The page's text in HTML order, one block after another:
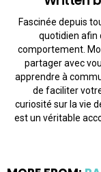
Fascinée depuis
quotidien afin
comportement.
partager avec
apprendre à
de faciliter
curiosité sur la vie
est un véritable